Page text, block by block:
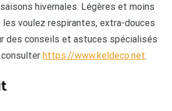
hivernales. Légères et moins
les voulez respirantes, extra-douces
des conseils et astuces spécialisés
https://www.keldeco.net.